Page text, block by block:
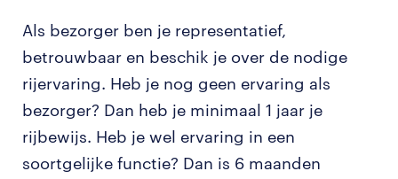
Als bezorger ben je representatief,
betrouwbaar en beschik je over de nodige
rijervaring. Heb je nog geen ervaring als
bezorger? Dan heb je minimaal 1 jaar je
rijbewijs. Heb je wel ervaring in een
soortgelijke functie? Dan is 6 maanden